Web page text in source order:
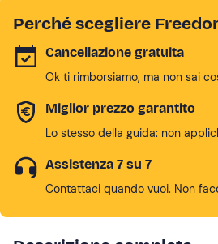
Perché scegliere
Cancellazione gratuita
Ok ti rimborsiamo, ma non sai
Miglior prezzo garantito
Lo stesso della guida: non
Assistenza 7 su 7
Contattaci quando vuoi. Non